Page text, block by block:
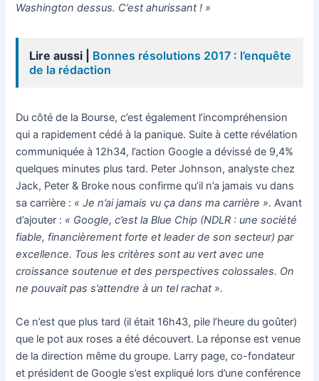
Washington dessus. C’est ahurissant ! »
Lire aussi | Bonnes résolutions 2017 : l’enquête
de la rédaction
Du côté de la Bourse, c’est également l’incompréhension
qui a rapidement cédé à la panique. Suite à cette révélation
communiquée à 12h34, l’action Google a dévissé de 9,4%
quelques minutes plus tard. Peter Johnson, analyste chez
Jack, Peter & Broke nous confirme qu’il n’a jamais vu dans
sa carrière : « Je n’ai jamais vu ça dans ma carrière ». Avant
d’ajouter : « Google, c’est la Blue Chip (NDLR : une société
fiable, financièrement forte et leader de son secteur) par
excellence. Tous les critères sont au vert avec une
croissance soutenue et des perspectives colossales. On
ne pouvait pas s’attendre à un tel rachat ».
Ce n’est que plus tard (il était 16h43, pile l’heure du goûter)
que le pot aux roses a été découvert. La réponse est venue
de la direction même du groupe. Larry page, co-fondateur
et président de Google s’est expliqué lors d’une conférence